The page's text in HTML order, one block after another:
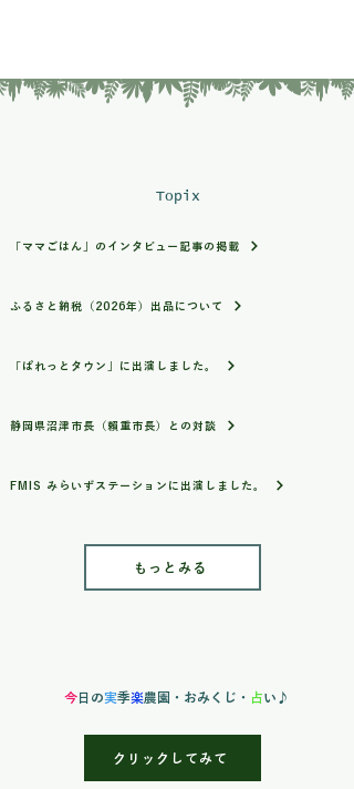
Topix
「ママごはん」のインタビュー記事の掲載
ふるさと納税（2026年）出品について
「ぱれっとタウン」に出演しました。
静岡県沼津市長（賴重市長）との対談
FMIS みらいずステーションに出演しました。
もっとみる
今日の実季楽農園 ・おみくじ・ 占い♪
クリックしてみて